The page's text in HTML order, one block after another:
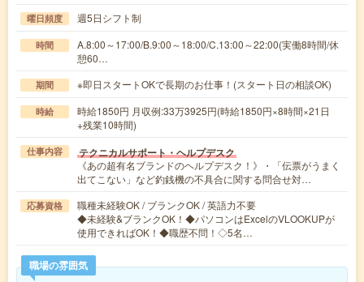
曜日頻度 週5日シフト制
時間
A.8:00～17:00/B.9:00～18:00/C.13:00～22:00(実働8時間/休
憩60…
期間 ※即日スタートOKで長期のお仕事！(スタート日の相談OK)
時給
時給1850円 月収例:33万3925円(時給1850円×8時間×21日
+残業10時間)
仕事内容 テクニカルサポート・ヘルプデスク
《あの超有名ブランドのヘルプデスク！》・「伝票がうまく
出てこない」など釣銭機の不具合に関する問合せ対…
応募資格
職種未経験OK / ブランクOK / 英語力不要
◆未経験&ブランクOK！◆パソコンはExcelのVLOOKUPが
使用できればOK！◆職歴不問！◇5名…
職場の雰囲気